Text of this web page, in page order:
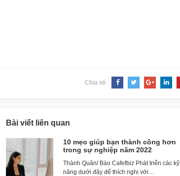
Chia sẻ:
Bài viết liên quan
10 mẹo giúp bạn thành công hơn
trong sự nghiệp năm 2022
Thành Quân/ Báo Cafefbiz Phát triển các kỹ
năng dưới đây để thích nghi với…